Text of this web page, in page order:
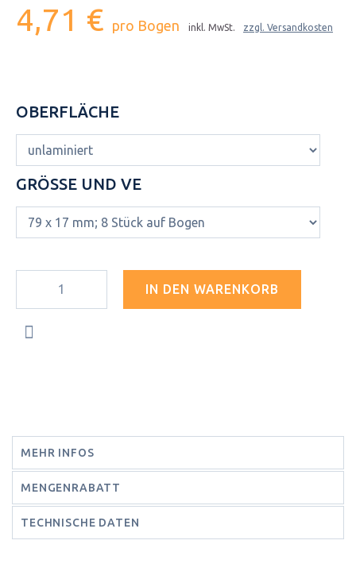
4,71 € pro Bogen inkl. MwSt. zzgl. Versandkosten
OBERFLÄCHE
GRÖSSE UND VE
IN DEN WARENKORB
MEHR INFOS
MENGENRABATT
TECHNISCHE DATEN